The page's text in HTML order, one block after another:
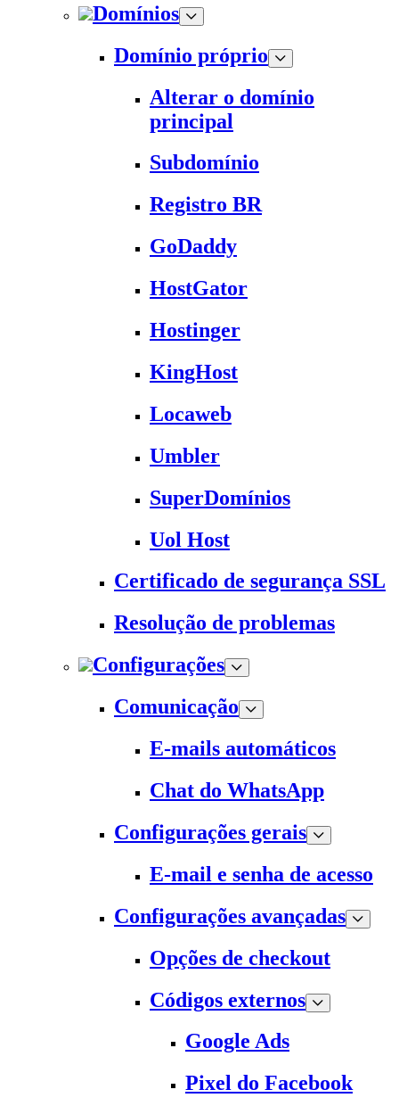
Domínios
Domínio próprio
Alterar o domínio
principal
Subdomínio
Registro BR
GoDaddy
HostGator
Hostinger
KingHost
Locaweb
Umbler
SuperDomínios
Uol Host
Certificado de segurança SSL
Resolução de problemas
Configurações
Comunicação
E-mails automáticos
Chat do WhatsApp
Configurações gerais
E-mail e senha de acesso
Configurações avançadas
Opções de checkout
Códigos externos
Google Ads
Pixel do Facebook